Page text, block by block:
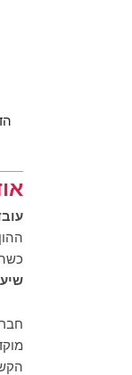
5
ב
מ
ר
ץ
2
1
5
b